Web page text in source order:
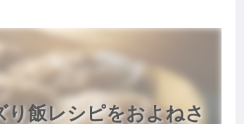
り飯レシピをおよねさ